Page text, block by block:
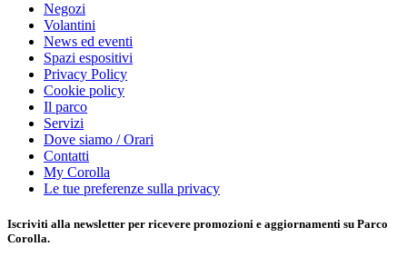
Negozi
Volantini
News ed eventi
Spazi espositivi
Privacy Policy
Cookie policy
Il parco
Servizi
Dove siamo / Orari
Contatti
My Corolla
Le tue preferenze sulla privacy
Iscriviti alla newsletter per ricevere promozioni e aggiornamenti su Parco
Corolla.